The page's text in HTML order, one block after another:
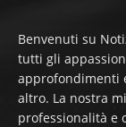
Benvenuti su
tutti gli
approfondimenti
altro. La nostra
professionalità e